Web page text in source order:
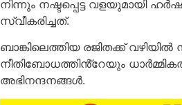
നിന്നും നഷ്ടപ്പെട്ട വളയുമായി
സ്വീകരിച്ചത്.
ബാങ്കിലെത്തിയ രജിതക്ക്
നീതിബോധത്തിൻ്റേയും
അഭിനന്ദനങ്ങൾ.